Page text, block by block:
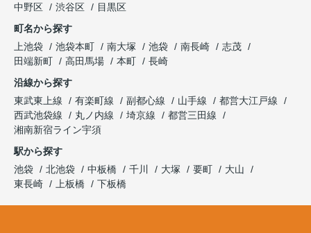
中野区
渋谷区
目黒区
町名から探す
上池袋
池袋本町 南大塚 池袋 南長崎
志茂
田端新町
高田馬場 本町
長崎
沿線から探す
東武東上線
有楽町線 副都心線 山手線
都営大江戸線
西武池袋線
丸ノ内線 埼京線
都営三田線
湘南新宿ライン宇須
駅から探す
池袋
北池袋 中板橋 千川 大塚 要町
大山
東長崎
上板橋 下板橋